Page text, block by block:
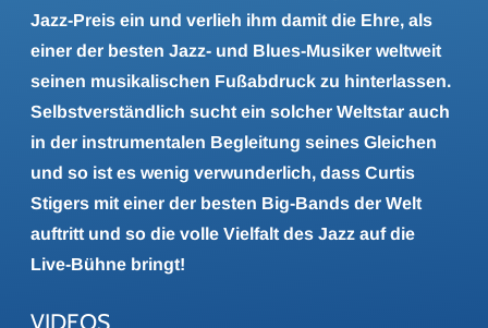
Jazz-Preis ein und verlieh ihm damit die Ehre, als
einer der besten Jazz- und Blues-Musiker weltweit
seinen musikalischen Fußabdruck zu hinterlassen.
Selbstverständlich sucht ein solcher Weltstar auch
in der instrumentalen Begleitung seines Gleichen
und so ist es wenig verwunderlich, dass Curtis
Stigers mit einer der besten Big-Bands der Welt
auftritt und so die volle Vielfalt des Jazz auf die
Live-Bühne bringt!
VIDEOS